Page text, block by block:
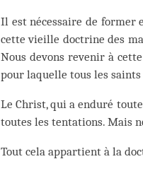
Il est nécessaire de former
cette vieille doctrine des
Nous devons revenir à
pour laquelle tous les
Le Christ, qui a enduré
toutes les tentations. Mais
Tout cela appartient à la